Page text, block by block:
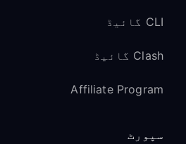
CLI گائیڈ
Clash گائیڈ
Affiliate Program
سپورٹ